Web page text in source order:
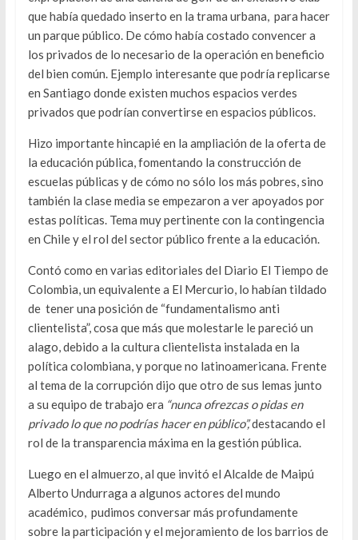
que había quedado inserto en la trama urbana, para hacer
un parque público. De cómo había costado convencer a
los privados de lo necesario de la operación en beneficio
del bien común. Ejemplo interesante que podría replicarse
en Santiago donde existen muchos espacios verdes
privados que podrían convertirse en espacios públicos.
Hizo importante hincapié en la ampliación de la oferta de
la educación pública, fomentando la construcción de
escuelas públicas y de cómo no sólo los más pobres, sino
también la clase media se empezaron a ver apoyados por
estas políticas. Tema muy pertinente con la contingencia
en Chile y el rol del sector público frente a la educación.
Contó como en varias editoriales del Diario El Tiempo de
Colombia, un equivalente a El Mercurio, lo habían tildado
de tener una posición de “fundamentalismo anti
clientelista”, cosa que más que molestarle le pareció un
alago, debido a la cultura clientelista instalada en la
política colombiana, y porque no latinoamericana. Frente
al tema de la corrupción dijo que otro de sus lemas junto
a su equipo de trabajo era “nunca ofrezcas o pidas en
privado lo que no podrías hacer en público”,destacando el
rol de la transparencia máxima en la gestión pública.
Luego en el almuerzo, al que invitó el Alcalde de Maipú
Alberto Undurraga a algunos actores del mundo
académico, pudimos conversar más profundamente
sobre la participación y el mejoramiento de los barrios de